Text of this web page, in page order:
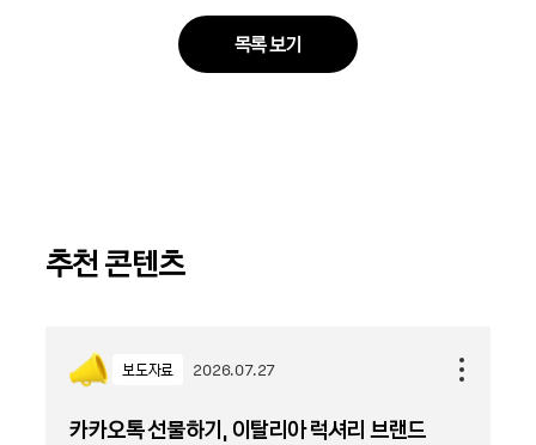
목록 보기
추천 콘텐츠
보도자료 2026.07.27
카카오톡 선물하기, 이탈리아 럭셔리 브랜드